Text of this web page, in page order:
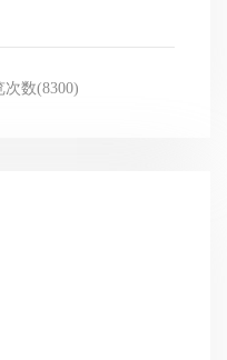
次数(8300)